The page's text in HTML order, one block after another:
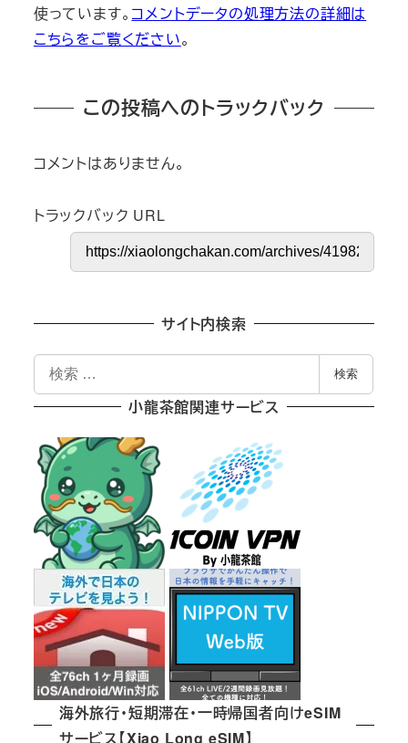
使っています。 コメントデータの処理方法の詳細は
こちらをご覧ください。
この投稿へのトラックバック
コメントはありません。
トラックバック URL
サイト内検索
検
索
検索
小龍茶館関連サービス
海外旅行・短期滞在・一時帰国者向けeSIM
サービス【Xiao Long eSIM】